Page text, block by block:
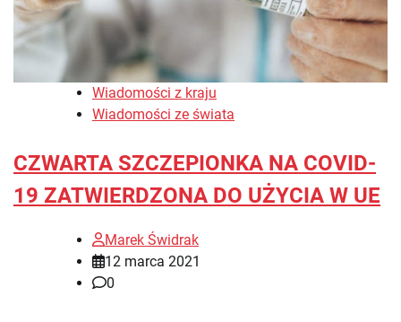
Wiadomości z kraju
Wiadomości ze świata
CZWARTA SZCZEPIONKA NA COVID-
19 ZATWIERDZONA DO UŻYCIA W UE
Marek Świdrak
12 marca 2021
0